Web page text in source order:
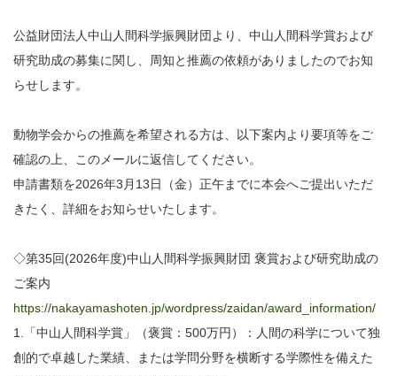
公益財団法人中山人間科学振興財団より、中山人間科学賞および
研究助成の募集に関し、周知と推薦の依頼がありましたのでお知
らせします。
動物学会からの推薦を希望される方は、以下案内より要項等をご
確認の上、このメールに返信してください。
申請書類を2026年3月13日（金）正午までに本会へご提出いただ
きたく、詳細をお知らせいたします。
◇第35回(2026年度)中山人間科学振興財団 褒賞および研究助成の
ご案内
https://nakayamashoten.jp/wordpress/zaidan/award_information/
1.「中山人間科学賞」（褒賞：500万円）：人間の科学について独
創的で卓越した業績、または学問分野を横断する学際性を備えた